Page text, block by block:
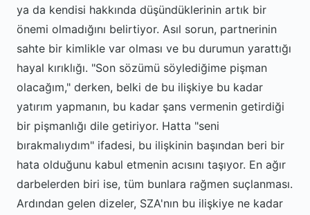
ya da kendisi hakkında düşündüklerinin artık bir
önemi olmadığını belirtiyor. Asıl sorun, partnerinin
sahte bir kimlikle var olması ve bu durumun yarattığı
hayal kırıklığı. "Son sözümü söylediğime pişman
olacağım," derken, belki de bu ilişkiye bu kadar
yatırım yapmanın, bu kadar şans vermenin getirdiği
bir pişmanlığı dile getiriyor. Hatta "seni
bırakmalıydım" ifadesi, bu ilişkinin başından beri bir
hata olduğunu kabul etmenin acısını taşıyor. En ağır
darbelerden biri ise, tüm bunlara rağmen suçlanması.
Ardından gelen dizeler, SZA'nın bu ilişkiye ne kadar